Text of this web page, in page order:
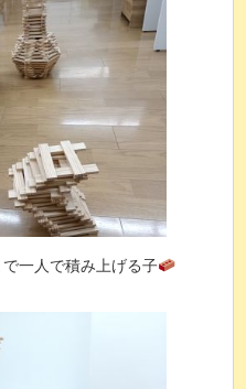
一人で積み上げる子